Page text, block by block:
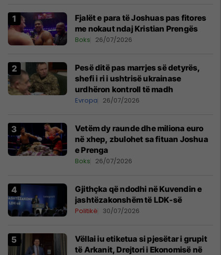
Fjalët e para të Joshuas pas fitores
me nokaut ndaj Kristian Prengës
Boks 26/07/2026
Pesë ditë pas marrjes së detyrës,
shefi i ri i ushtrisë ukrainase
urdhëron kontroll të madh
Evropa 26/07/2026
Vetëm dy raunde dhe miliona euro
në xhep, zbulohet sa fituan Joshua
e Prenga
Boks 26/07/2026
Gjithçka që ndodhi në Kuvendin e
jashtëzakonshëm të LDK-së
Politikë 30/07/2026
Vëllai iu etiketua si pjesëtar i grupit
të Arkanit, Drejtori i Ekonomisë në